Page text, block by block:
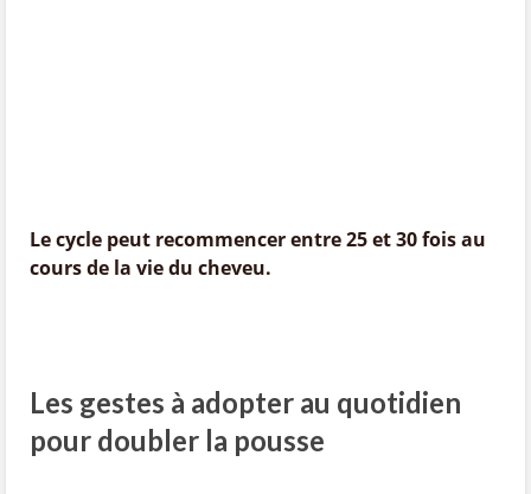
Le cycle peut recommencer entre 25 et 30 fois au
cours de la vie du cheveu.
Les gestes à adopter au quotidien
pour doubler la pousse